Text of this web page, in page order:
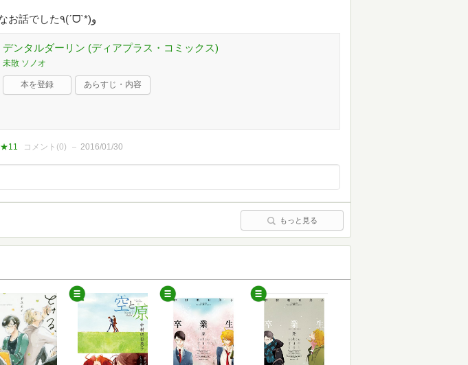
雑誌から大好きなお話でした٩(ˊᗜˋ*)و
デンタルダーリン (ディアプラス・コミックス)
未散 ソノオ
本を登録 あらすじ・内容
★11 コメント(0) 2016/01/30
もっと見る